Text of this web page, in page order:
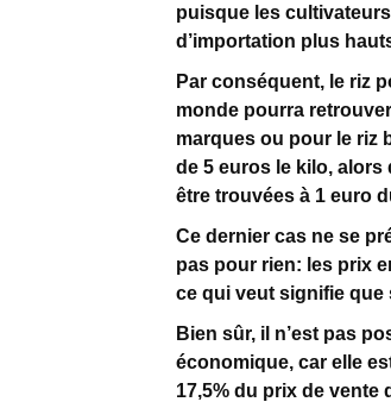
puisque les
d’importation plus
Par conséquent, le riz
monde pourra
marques ou pour le riz
de 5 euros le kilo,
être trouvées à 1 euro
Ce dernier cas ne se
pas pour rien: les prix
ce qui veut signifie que
Bien sûr, il n’est pas
économique, car elle
17,5% du prix de vente